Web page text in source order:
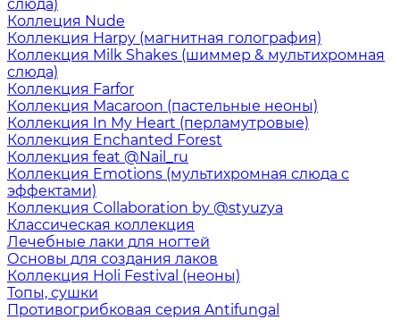
слюда)
Коллеция Nude
Коллекция Harpy (магнитная голография)
Коллекция Milk Shakes (шиммер & мультихромная
слюда)
Коллекция Farfor
Коллекция Macaroon (пастельные неоны)
Коллекция In My Heart (перламутровые)
Коллекция Enchanted Forest
Коллекция feat @Nail_ru
Коллекция Emotions (мультихромная слюда с
эффектами)
Коллекция Collaboration by @styuzya
Классическая коллекция
Лечебные лаки для ногтей
Основы для создания лаков
Коллекция Holi Festival (неоны)
Топы, сушки
Противогрибковая серия Antifungal